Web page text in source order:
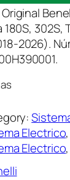
302S,
2026).
Electrico
Electrico